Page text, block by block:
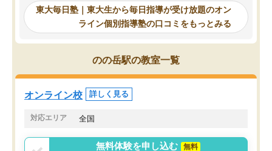
東大毎日塾にたどり着きました。学習
の長期計画や日々の勉強のやり方につ
いて客観的なアドバイスをいただけた
ので、自信をもって受験勉強を進める
ことができました。自分のように勉強
のやり方や進捗管理で苦労している方
には特におすすめしたい塾です。
東大毎日塾｜東大生から毎日指導が受け放題のオン
ライン個別指導塾の口コミをもっとみる
のの岳駅の教室一覧
オンライン校 詳しく見る
対応エリア 全国
無料体験を申し込む 無料